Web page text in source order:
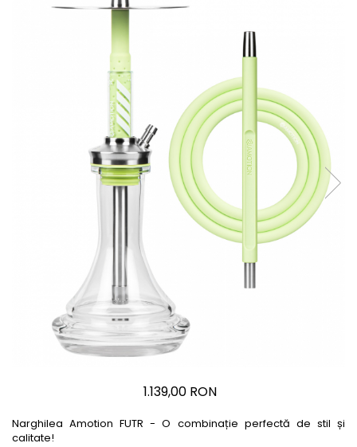
1.139,00 RON
Narghilea Amotion FUTR - O combinație perfectă de stil și
calitate!